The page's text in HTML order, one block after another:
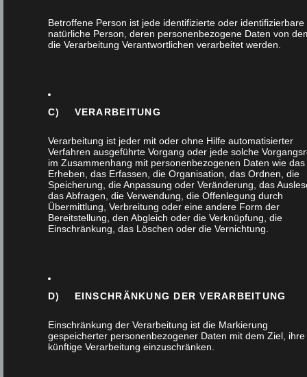
23. Oktober 2019
Themen
Außenanlage
Design
Einbruchschutz
Betroffene Person ist jede identifizierte oder identifizierbare
natürliche Person, deren personenbezogene Daten von
die Verarbeitung Verantwortlichen verarbeitet werden.
C) VERARBEITUNG
Verarbeitung ist jeder mit oder ohne Hilfe automatisierter
Verfahren ausgeführte Vorgang oder jede solche
im Zusammenhang mit personenbezogenen Daten wie das
Erheben, das Erfassen, die Organisation, das Ordnen, die
Speicherung, die Anpassung oder Veränderung, das
das Abfragen, die Verwendung, die Offenlegung durch
Übermittlung, Verbreitung oder eine andere Form der
Bereitstellung, den Abgleich oder die Verknüpfung, die
Einschränkung, das Löschen oder die Vernichtung.
D) EINSCHRÄNKUNG DER VERARBEITUNG
Einschränkung der Verarbeitung ist die Markierung
gespeicherter personenbezogener Daten mit dem Ziel, ihre
künftige Verarbeitung einzuschränken.